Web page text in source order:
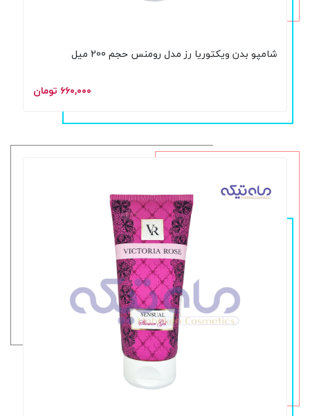
شامپو بدن ویکتوریا رز مدل رومنس حجم 200 میل
۶۶۰,۰۰۰ تومان